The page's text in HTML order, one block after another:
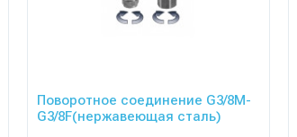
Поворотное соединение G3/8M-
G3/8F(нержавеющая сталь)